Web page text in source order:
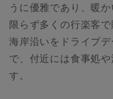
うに優雅であり、暖
限らず多くの行楽客
海岸沿いをドライブ
で、付近には食事処
す。